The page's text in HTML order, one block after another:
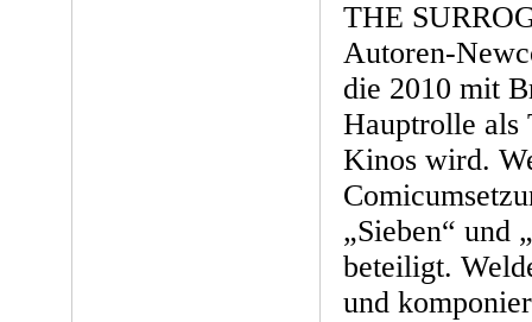
THE
Autoren-
die 2010 mit
Hauptrolle als
Kinos wird.
„Sieben“ und
beteiligt.
und